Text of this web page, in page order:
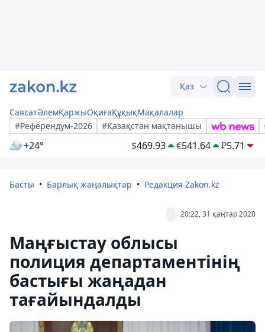
Қаз
СаясатӘлемҚаржыОқиғаҚұқықМақалалар
#Референдум-2026
#Қазақстан мақтанышы
+24° $469.93 €541.64 ₽5.71
Басты Барлық жаңалықтар Редакция Zakon.kz
20:22, 31 қаңтар 2020
Маңғыстау облысы
полиция департаментінің
бастығы жаңадан
тағайындалды